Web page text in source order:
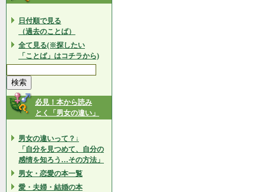
日付順で見る
（過去のことば）
全て見る(※探したい
「ことば」はコチラから)
必見！本から読み
とく「男女の違い」
男女の違いって？↓
「自分を見つめて、自分の
感情を知ろう…その方法」
男女・恋愛の本一覧
愛・夫婦・結婚の本